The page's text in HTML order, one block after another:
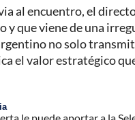
al encuentro, el
y que viene de una
no solo
el valor estratégico